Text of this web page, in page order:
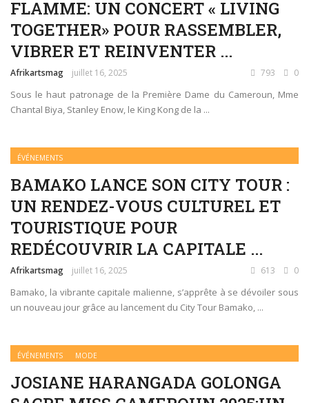
FLAMME: UN CONCERT « LIVING
TOGETHER» POUR RASSEMBLER,
VIBRER ET REINVENTER ...
Afrikartsmag juillet 16, 2025 793 0
Sous le haut patronage de la Première Dame du Cameroun, Mme
Chantal Biya, Stanley Enow, le King Kong de la ...
ÉVÉNEMENTS
BAMAKO LANCE SON CITY TOUR :
UN RENDEZ-VOUS CULTUREL ET
TOURISTIQUE POUR
REDÉCOUVRIR LA CAPITALE ...
Afrikartsmag juillet 16, 2025 613 0
Bamako, la vibrante capitale malienne, s’apprête à se dévoiler sous
un nouveau jour grâce au lancement du City Tour Bamako, ...
ÉVÉNEMENTS MODE
JOSIANE HARANGADA GOLONGA